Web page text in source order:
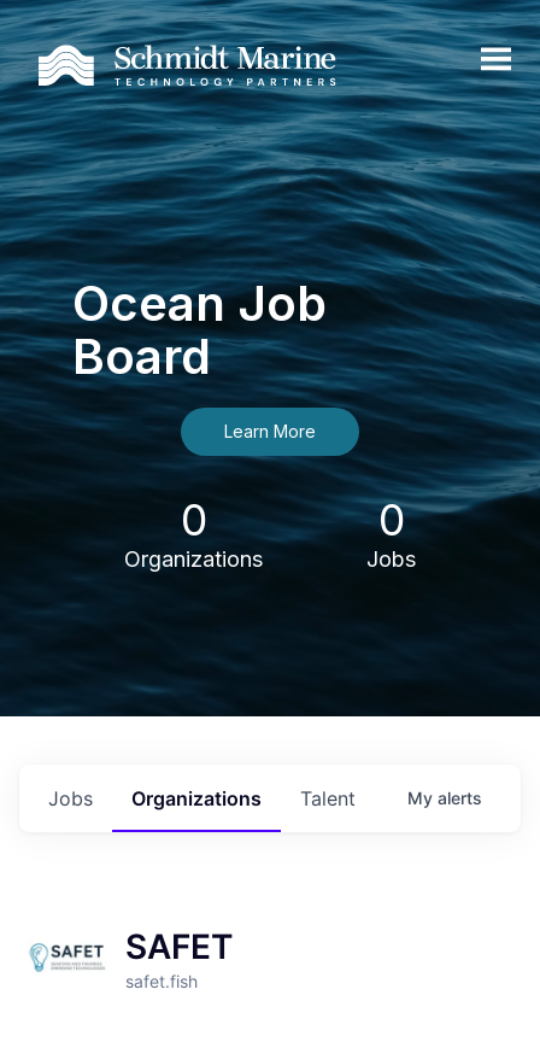
Ocean Job
Board
Learn More
0
Organizations
0
Jobs
Jobs Organizations Talent My alerts
SAFET
safet.fish